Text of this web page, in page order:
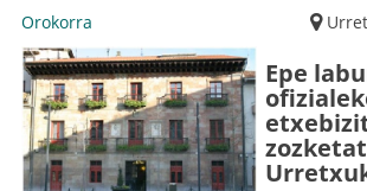
Orokorra
Epe